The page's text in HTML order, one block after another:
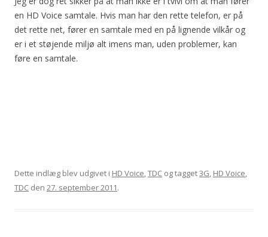
en HD Voice samtale. Hvis man har den rette telefon, er på
det rette net, fører en samtale med en på lignende vilkår og
er i et støjende miljø alt imens man, uden problemer, kan
føre en samtale.
Dette indlæg blev udgivet i HD Voice,TDC og tagget3G, HD Voice,
TDC den 27. september 2011.